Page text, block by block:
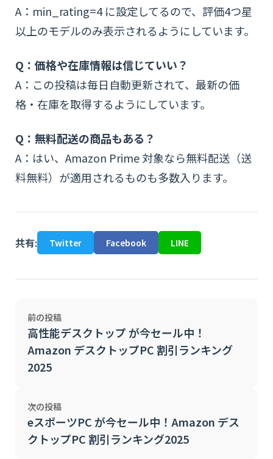
A：min_rating=4 に設定してるので、評価4つ星
以上のモデルのみ表示されるようにしています。
Q：価格や在庫情報は信じていい？
A：この投稿は毎日自動更新されて、最新の価
格・在庫を取得するようにしています。
Q：無料配送の商品もある？
A：はい、Amazon Prime 対象なら無料配送（送
料無料）が適用されるものも多数入ります。
共有: Twitter Facebook LINE
前の投稿
高性能デスクトップ が今セール中！
Amazon デスクトップPC 割引ランキング
2025
次の投稿
eスポーツPC が今セール中！Amazon デス
クトップPC 割引ランキング2025